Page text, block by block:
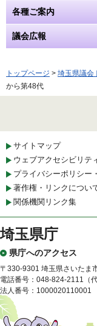
各種ご案内
議会広報
トップページ > 埼玉県議会
から第48代
サイトマップ
ウェブアクセシビリテ
プライバシーポリシー
著作権・リンクについ
関係機関リンク集
埼玉県庁
県庁へのアクセス
〒330-9301 埼玉県さいたま
電話番号：048-824-2111（代
法人番号：1000020110001